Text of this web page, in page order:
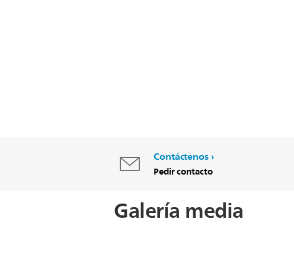
Contáctenos
Pedir contacto
Galería media